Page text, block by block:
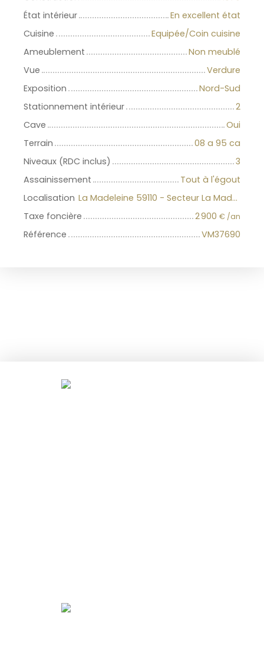
État intérieur
En excellent état
Cuisine
Equipée/Coin cuisine
Ameublement
Non meublé
Vue
Verdure
Exposition
Nord-Sud
Stationnement intérieur
2
Cave
Oui
Terrain
08 a 95 ca
Niveaux (RDC inclus)
3
Assainissement
Tout à l'égout
Localisation
La Madeleine 59110 - Secteur La Madeleine
Taxe foncière
2 900 € /an
Référence VM37690